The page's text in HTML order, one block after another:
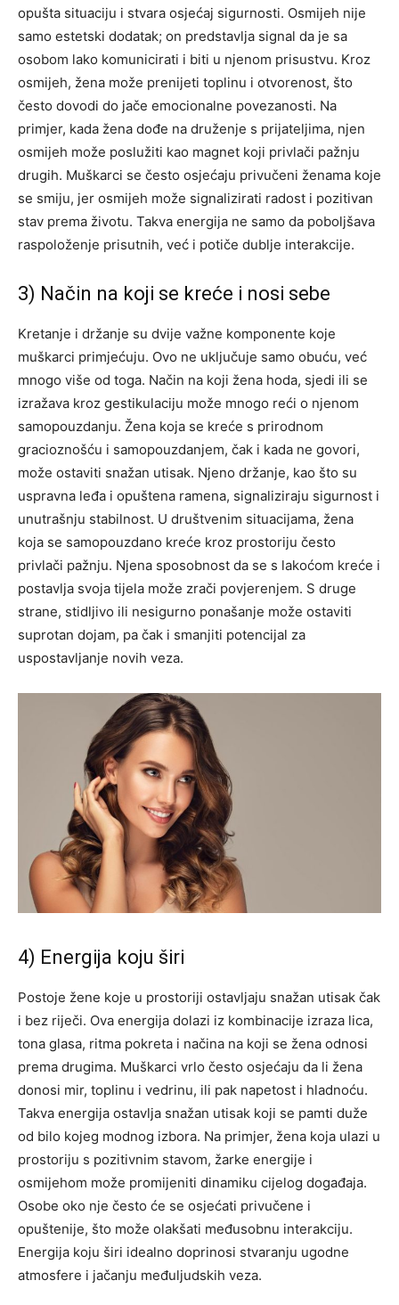
opušta situaciju i stvara osjećaj sigurnosti. Osmijeh nije
samo estetski dodatak; on predstavlja signal da je sa
osobom lako komunicirati i biti u njenom prisustvu. Kroz
osmijeh, žena može prenijeti toplinu i otvorenost, što
često dovodi do jače emocionalne povezanosti. Na
primjer, kada žena dođe na druženje s prijateljima, njen
osmijeh može poslužiti kao magnet koji privlači pažnju
drugih. Muškarci se često osjećaju privučeni ženama koje
se smiju, jer osmijeh može signalizirati radost i pozitivan
stav prema životu. Takva energija ne samo da poboljšava
raspoloženje prisutnih, već i potiče dublje interakcije.
3) Način na koji se kreće i nosi sebe
Kretanje i držanje su dvije važne komponente koje
muškarci primjećuju. Ovo ne uključuje samo obuću, već
mnogo više od toga. Način na koji žena hoda, sjedi ili se
izražava kroz gestikulaciju može mnogo reći o njenom
samopouzdanju. Žena koja se kreće s prirodnom
gracioznošću i samopouzdanjem, čak i kada ne govori,
može ostaviti snažan utisak. Njeno držanje, kao što su
uspravna leđa i opuštena ramena, signaliziraju sigurnost i
unutrašnju stabilnost. U društvenim situacijama, žena
koja se samopouzdano kreće kroz prostoriju često
privlači pažnju. Njena sposobnost da se s lakoćom kreće i
postavlja svoja tijela može zrači povjerenjem. S druge
strane, stidljivo ili nesigurno ponašanje može ostaviti
suprotan dojam, pa čak i smanjiti potencijal za
uspostavljanje novih veza.
4) Energija koju širi
Postoje žene koje u prostoriji ostavljaju snažan utisak čak
i bez riječi. Ova energija dolazi iz kombinacije izraza lica,
tona glasa, ritma pokreta i načina na koji se žena odnosi
prema drugima. Muškarci vrlo često osjećaju da li žena
donosi mir, toplinu i vedrinu, ili pak napetost i hladnoću.
Takva energija ostavlja snažan utisak koji se pamti duže
od bilo kojeg modnog izbora. Na primjer, žena koja ulazi u
prostoriju s pozitivnim stavom, žarke energije i
osmijehom može promijeniti dinamiku cijelog događaja.
Osobe oko nje često će se osjećati privučene i
opuštenije, što može olakšati međusobnu interakciju.
Energija koju širi idealno doprinosi stvaranju ugodne
atmosfere i jačanju međuljudskih veza.